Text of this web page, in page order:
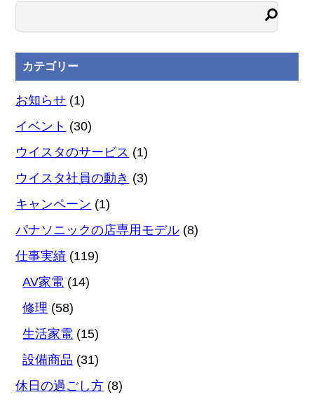
カテゴリー
お知らせ (1)
イベント (30)
ウイスタのサービス (1)
ウイスタ社員の動き (3)
キャンペーン (1)
パナソニックの店専用モデル (8)
仕事実績 (119)
AV家電 (14)
修理 (58)
生活家電 (15)
設備商品 (31)
休日の過ごし方 (8)